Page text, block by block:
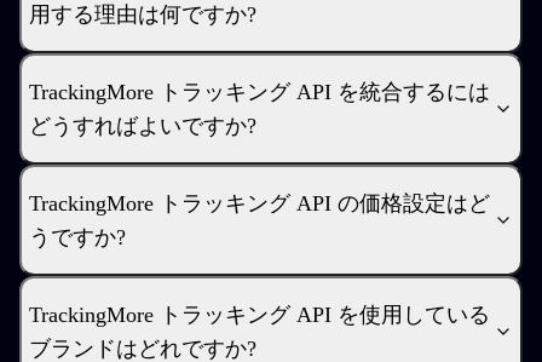
用する理由は何ですか?
TrackingMore トラッキング API を統合するには
どうすればよいですか?
TrackingMore トラッキング API の価格設定はど
うですか?
TrackingMore トラッキング API を使用している
ブランドはどれですか?